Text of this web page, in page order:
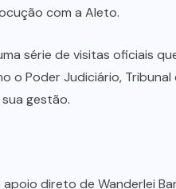
com a Aleto.
série de visitas oficiais
o Poder Judiciário,
gestão.
direto de Wanderlei